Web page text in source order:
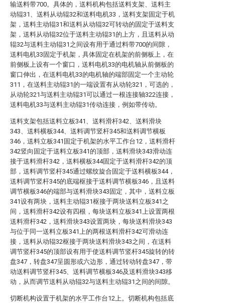
输送料带700。具体的，送料机构包括送料支架、送料主
动辊31、送料从动辊32和送料电机33，送料支架固定于机
架，送料主动辊31和送料从动辊32可转动的固定于送料支
架，送料从动辊32位于送料主动辊31的上方，且送料从动
辊32与送料主动辊31之间设有用于通过料带700的间隙，
送料电机33固定于机架，具体固定在机架的前侧板上，在
前侧板上设有一个窗口，送料电机33的电机轴从前侧板的
窗口伸出，在送料电机33的电机轴的端部固定一个主动轮
311，在送料主动辊31的一端设置有从动轮321，可选的，
从动轮321与送料主动辊31可以通过一根连接轴322连接，
送料电机33与送料主动辊31传动连接，例如带传动。
送料支架包括送料立板341、送料滑杆342、送料滑块
343、送料横板344、送料调节竖杆345和送料调节横板
346，送料立板341固定于机架的水平工作台12，送料滑杆
342竖向固定于送料立板341的顶部，送料滑块343滑动连
接于送料滑杆342，送料横板344固定于送料滑杆342的顶
部，送料调节竖杆345通过螺纹旋合固定于送料横板344，
送料调节竖杆345的底端枢接于送料调节横板346，且送料
调节横板346的端部与送料滑块343固定，其中，送料立板
341设有两块，送料主动辊31枢接于两块送料立板341之
间，送料滑杆342设有四根，每块送料立板341上设置两根
送料滑杆342，送料滑块343设置两块，每块送料滑块343
与位于同一送料立板341上的两根送料滑杆342可滑动连
接，送料从动辊32枢接于两块送料滑块343之间，在送料
调节竖杆345的顶部设有用于使送料调节竖杆345旋转的转
盘347，转盘347呈圆形或六边形，通过转动转盘347，带
动送料调节竖杆345、送料调节横板346及送料滑块343移
动，从而调节送料从动辊32与送料主动辊31之间的间隙。
切断机构设置于机架的水平工作台12上。切断机构包括底